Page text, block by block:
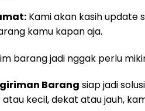
Kami akan kasih update
kamu kapan aja.
barang jadi nggak perlu
Barang siap jadi solusi
kecil, dekat atau jauh,